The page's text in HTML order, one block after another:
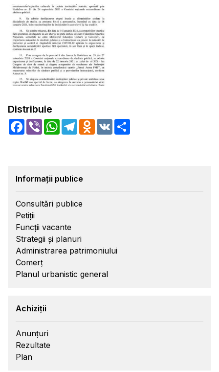
Distribuie
Facebook
Viber WhatsApp
TelegramOdnoklassniki
VK
Informații publice
Consultări publice
Petiții
Funcții vacante
Strategii și planuri
Administrarea patrimoniului
Comerț
Planul urbanistic general
Achiziții
Anunțuri
Rezultate
Plan